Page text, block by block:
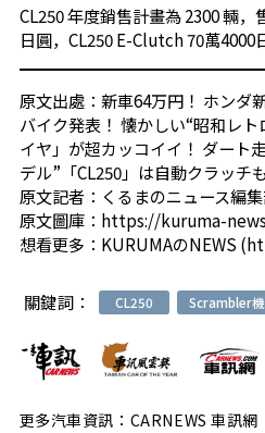
CL250 年度銷售計畫為 2300 輛，
日圓，CL250 E-Clutch 70萬4000
原文出處： 新車64万円！ ホンダ
バイク発表！ 懐かしい“昭和レ
イヤ」が超カッコイイ！ ダート
デル”「CL250」は自動クラッチ
原文記者： くるまのニュース編
原文圖庫： https://kuruma-
想看更多： KURUMAのNEWS
關鍵詞： CL250 Scrambler
更多汽車資訊：CARNEWS 車訊網